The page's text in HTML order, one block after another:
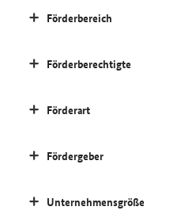
Förderbereich
Förderberechtigte
Förderart
Fördergeber
Unternehmensgröße